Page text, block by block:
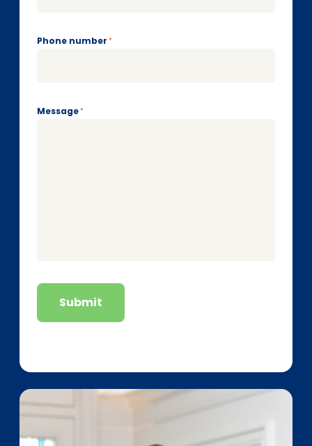
Phone number *
Message*
Submit